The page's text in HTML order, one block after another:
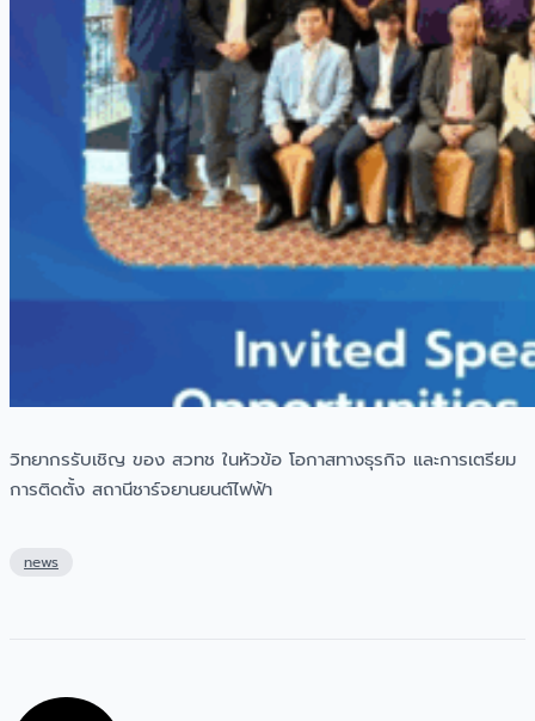
วิทยากรรับเชิญ ของ สวทช ในหัวข้อ โอกาสทางธุรกิจ และการเตรียม
การติดตั้ง สถานีชาร์จยานยนต์ไฟฟ้า
news